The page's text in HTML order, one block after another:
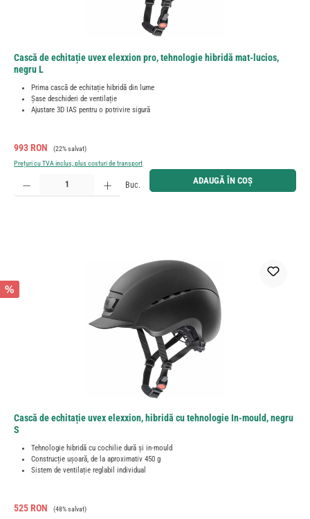
Cască de echitație uvex elexxion pro, tehnologie hibridă mat-lucios,
negru L
Prima cască de echitație hibridă din lume
Șase deschideri de ventilație
Ajustare 3D IAS pentru o potrivire sigură
Preț de vânzare:
993 RON Preț obișnuit:
(22% salvat)
Prețuri cu TVA inclus, plus costuri de transport
Cantitate produs: Introduceți cantitatea dorită sau utilizați butoanele pentru a mări sau micșora
Buc. ADAUGĂ ÎN COȘ
%
Cască de echitație uvex elexxion, hibridă cu tehnologie In-mould, negru
S
Tehnologie hibridă cu cochilie dură și in-mould
Construcție ușoară, de la aproximativ 450 g
Sistem de ventilație reglabil individual
Preț de vânzare:
525 RON Preț obișnuit:
(48% salvat)